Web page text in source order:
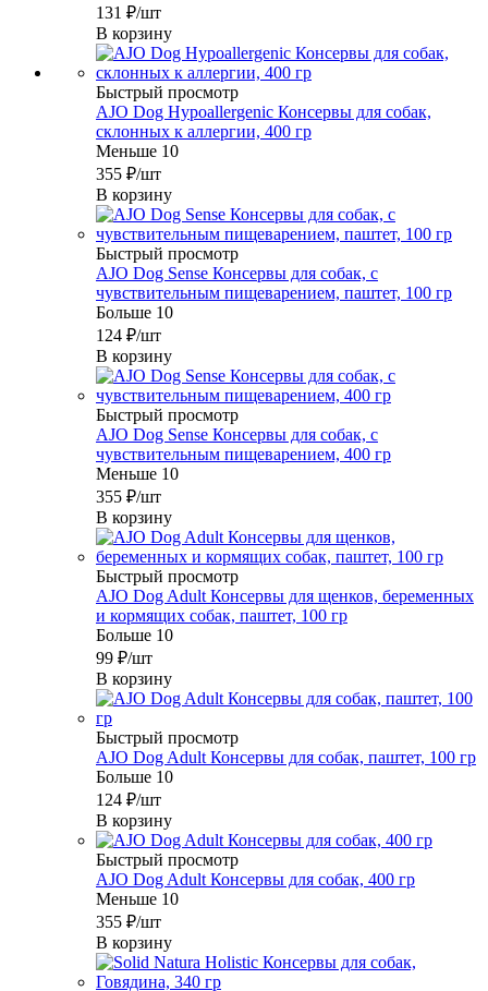
131 ₽/шт
В корзину
Быстрый просмотр
AJO Dog Hypoallergenic Консервы для собак,
склонных к аллергии, 400 гр
Меньше 10
355 ₽/шт
В корзину
Быстрый просмотр
AJO Dog Sense Консервы для собак, с
чувствительным пищеварением, паштет, 100 гр
Больше 10
124 ₽/шт
В корзину
Быстрый просмотр
AJO Dog Sense Консервы для собак, с
чувствительным пищеварением, 400 гр
Меньше 10
355 ₽/шт
В корзину
Быстрый просмотр
AJO Dog Adult Консервы для щенков, беременных
и кормящих собак, паштет, 100 гр
Больше 10
99 ₽/шт
В корзину
Быстрый просмотр
AJO Dog Adult Консервы для собак, паштет, 100 гр
Больше 10
124 ₽/шт
В корзину
Быстрый просмотр
AJO Dog Adult Консервы для собак, 400 гр
Меньше 10
355 ₽/шт
В корзину